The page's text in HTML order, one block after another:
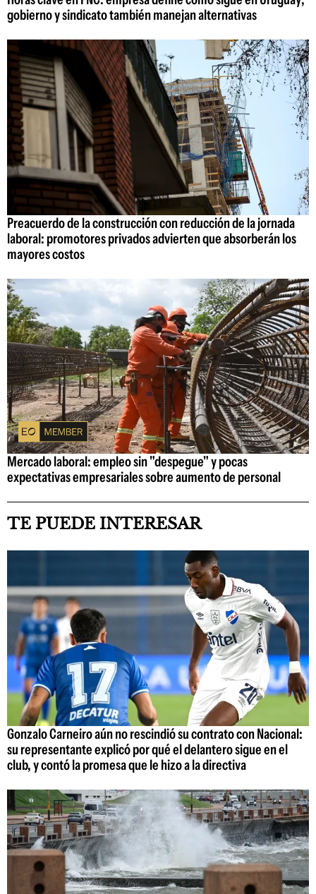
gobierno y sindicato también manejan alternativas
Preacuerdo de la construcción con reducción de la jornada
laboral: promotores privados advierten que absorberán los
mayores costos
Mercado laboral: empleo sin "despegue" y pocas
expectativas empresariales sobre aumento de personal
TE PUEDE INTERESAR
Gonzalo Carneiro aún no rescindió su contrato con Nacional:
su representante explicó por qué el delantero sigue en el
club, y contó la promesa que le hizo a la directiva